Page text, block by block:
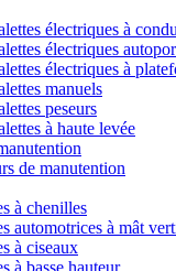
électriques à
électriques
électriques à
manuels
peseurs
à haute levée
de manutention
à chenilles
automotrices à mât
à ciseaux
à basse hauteur